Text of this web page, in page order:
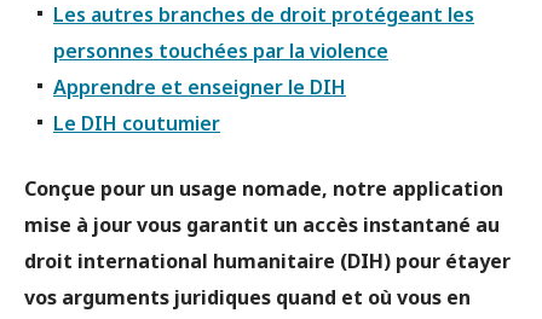
Les autres branches de droit protégeant les
personnes touchées par la violence
Apprendre et enseigner le DIH
Le DIH coutumier
Conçue pour un usage nomade, notre application
mise à jour vous garantit un accès instantané au
droit international humanitaire (DIH) pour étayer
vos arguments juridiques quand et où vous en